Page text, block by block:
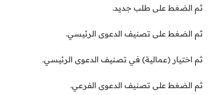
ثم الضغط على طلب جديد.
ثم الضغط على تصنيف الدعوى الرئيسي.
ثم اختيار (عمالية) في تصنيف الدعوى الرئيسي.
ثم الضغط على تصنيف الدعوى الفرعي.